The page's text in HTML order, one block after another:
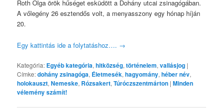
Roth Olga örök hűséget esküdött a Dohány utcai zsinagógában.
A vőlegény 26 esztendős volt, a menyasszony egy hónap híján
20.
Egy kattintás ide a folytatáshoz…. →
Kategória: Egyéb kategória,hitközség,történelem,vallásjog |
Címke:dohány zsinagóga, Életmesék,hagyomány,héber név,
holokauszt,Nemeske, Rózsakert,Túróczszentmárton |Minden
vélemény számít!